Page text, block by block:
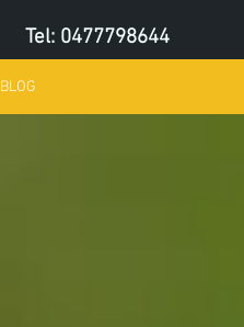
Tel: 0477798644
BLOG